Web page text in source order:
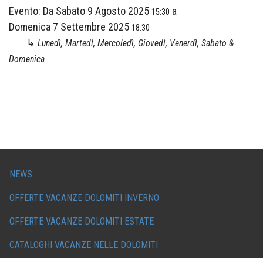
Evento: Da Sabato 9 Agosto 2025 15:30 a
Domenica 7 Settembre 2025 18:30
↳ Lunedì, Martedì, Mercoledì, Giovedì, Venerdì, Sabato &
Domenica
NEWS
OFFERTE VACANZE DOLOMITI INVERNO
OFFERTE VACANZE DOLOMITI ESTATE
CATALOGHI VACANZE NELLE DOLOMITI